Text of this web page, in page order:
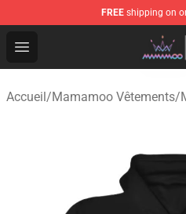
FREE shipping on
Open menu
Mamamoo Store - Official
Accueil/Mamamoo Vêtements/